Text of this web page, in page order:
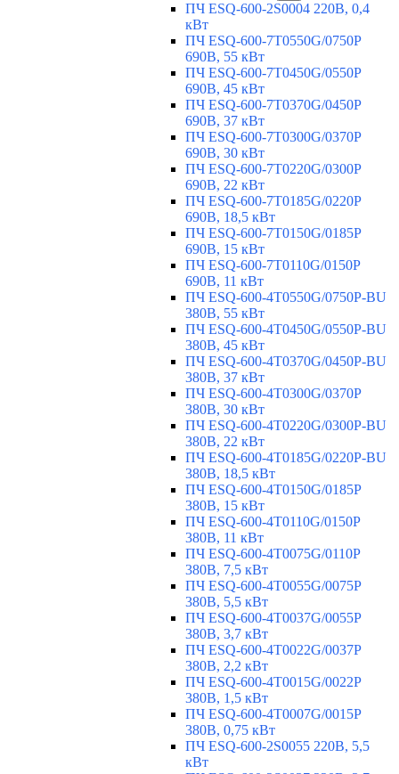
ПЧ ESQ-600-2S0004 220В, 0,4
кВт
ПЧ ESQ-600-7T0550G/0750P
690В, 55 кВт
ПЧ ESQ-600-7T0450G/0550P
690В, 45 кВт
ПЧ ESQ-600-7T0370G/0450P
690В, 37 кВт
ПЧ ESQ-600-7T0300G/0370P
690В, 30 кВт
ПЧ ESQ-600-7T0220G/0300P
690В, 22 кВт
ПЧ ESQ-600-7T0185G/0220P
690В, 18,5 кВт
ПЧ ESQ-600-7T0150G/0185P
690В, 15 кВт
ПЧ ESQ-600-7T0110G/0150P
690В, 11 кВт
ПЧ ESQ-600-4T0550G/0750P-BU
380В, 55 кВт
ПЧ ESQ-600-4T0450G/0550P-BU
380В, 45 кВт
ПЧ ESQ-600-4T0370G/0450P-BU
380В, 37 кВт
ПЧ ESQ-600-4T0300G/0370P
380В, 30 кВт
ПЧ ESQ-600-4T0220G/0300P-BU
380В, 22 кВт
ПЧ ESQ-600-4T0185G/0220P-BU
380В, 18,5 кВт
ПЧ ESQ-600-4T0150G/0185P
380В, 15 кВт
ПЧ ESQ-600-4T0110G/0150P
380В, 11 кВт
ПЧ ESQ-600-4T0075G/0110P
380В, 7,5 кВт
ПЧ ESQ-600-4T0055G/0075P
380В, 5,5 кВт
ПЧ ESQ-600-4T0037G/0055P
380В, 3,7 кВт
ПЧ ESQ-600-4T0022G/0037P
380В, 2,2 кВт
ПЧ ESQ-600-4T0015G/0022P
380В, 1,5 кВт
ПЧ ESQ-600-4T0007G/0015P
380В, 0,75 кВт
ПЧ ESQ-600-2S0055 220В, 5,5
кВт